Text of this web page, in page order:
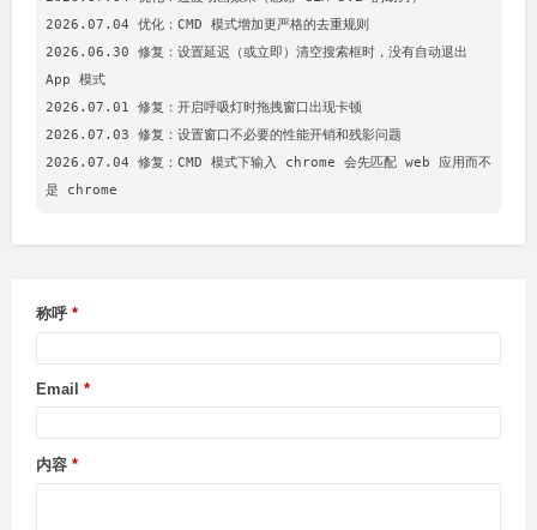
2026.07.04 优化：CMD 模式增加更严格的去重规则
2026.06.30 修复：设置延迟（或立即）清空搜索框时，没有自动退出
App 模式
2026.07.01 修复：开启呼吸灯时拖拽窗口出现卡顿
2026.07.03 修复：设置窗口不必要的性能开销和残影问题
2026.07.04 修复：CMD 模式下输入 chrome 会先匹配 web 应用而不
称呼
Email
内容